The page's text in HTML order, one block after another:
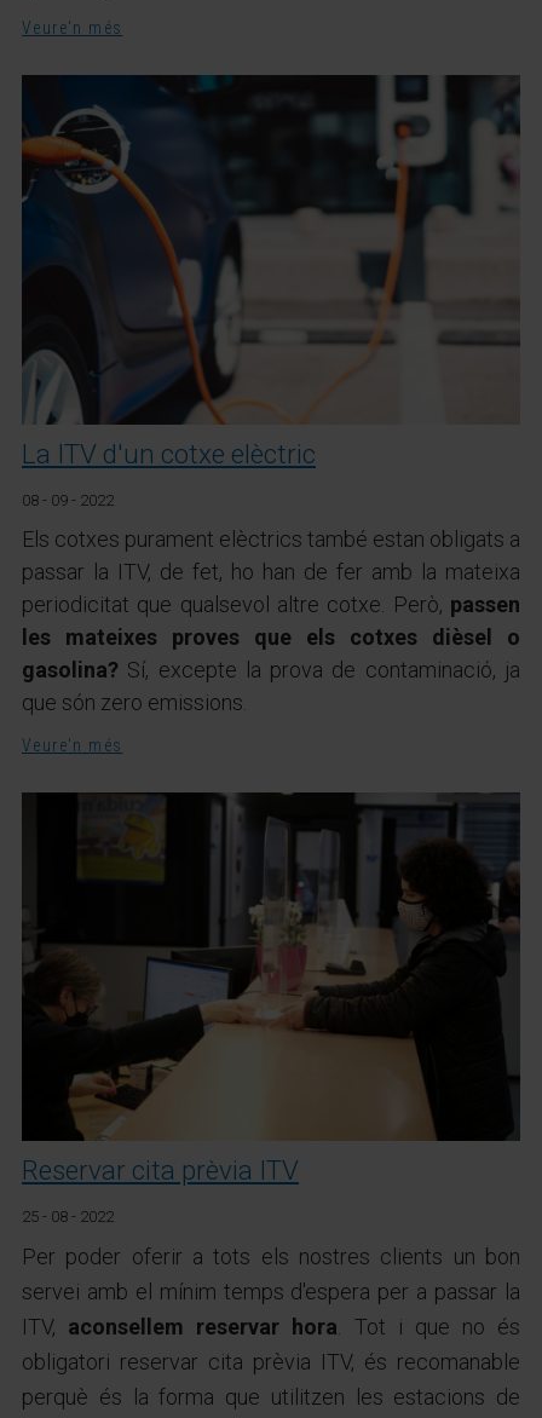
Veure'n més
La ITV d'un cotxe elèctric
08 - 09 - 2022
Els cotxes purament elèctrics també estan obligats a
passar la ITV, de fet, ho han de fer amb la mateixa
periodicitat que qualsevol altre cotxe. Però, passen
les mateixes proves que els cotxes dièsel o
gasolina? Sí, excepte la prova de contaminació, ja
que són zero emissions.
Veure'n més
Reservar cita prèvia ITV
25 - 08 - 2022
Per poder oferir a tots els nostres clients un bon
servei amb el mínim temps d'espera per a passar la
ITV, aconsellem reservar hora. Tot i que no és
obligatori reservar cita prèvia ITV, és recomanable
perquè és la forma que utilitzen les estacions de